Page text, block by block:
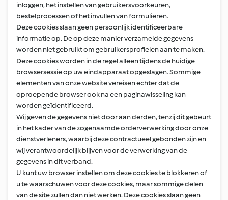
inloggen, het instellen van gebruikersvoorkeuren,
bestelprocessen of het invullen van formulieren.
Deze cookies slaan geen persoonlijk identificeerbare
informatie op. De op deze manier verzamelde gegevens
worden niet gebruikt om gebruikersprofielen aan te maken.
Deze cookies worden in de regel alleen tijdens de huidige
browsersessie op uw eindapparaat opgeslagen. Sommige
elementen van onze website vereisen echter dat de
oproepende browser ook na een paginawisseling kan
worden geïdentificeerd.
Wij geven de gegevens niet door aan derden, tenzij dit gebeurt
in het kader van de zogenaamde orderverwerking door onze
dienstverleners, waarbij deze contractueel gebonden zijn en
wij verantwoordelijk blijven voor de verwerking van de
gegevens in dit verband.
U kunt uw browser instellen om deze cookies te blokkeren of
u te waarschuwen voor deze cookies, maar sommige delen
van de site zullen dan niet werken. Deze cookies slaan geen